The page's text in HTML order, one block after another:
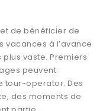
de bénéficier de
vacances à l’avance
vaste. Premiers
peuvent
tour-operator. Des
des moments de